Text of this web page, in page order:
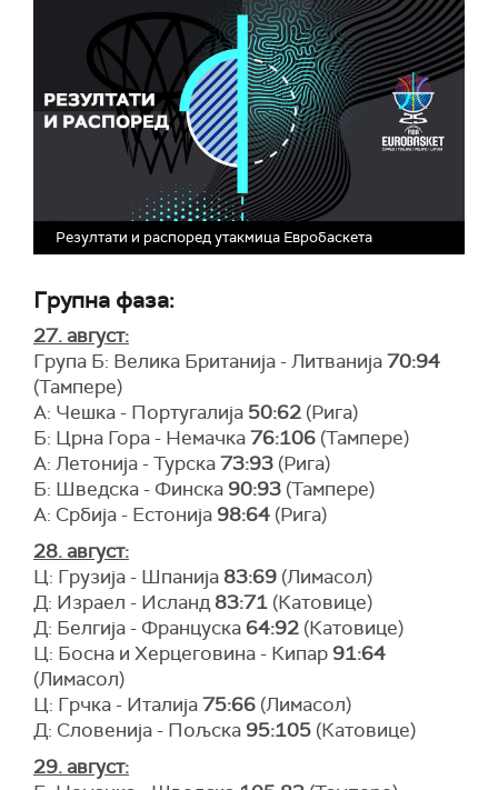
Резултати и распоред утакмица Евробаскета
Групна фаза:
27. август:
Група Б: Велика Британија - Литванија70:94
(Тампере)
А: Чешка - Португалија 50:62 (Рига)
Б: Црна Гора - Немачка76:106 (Тампере)
А: Летонија - Турска73:93 (Рига)
Б: Шведска - Финска 90:93 (Тампере)
А: Србија - Естонија 98:64 (Рига)
28. август:
Ц: Грузија - Шпанија 83:69 (Лимасол)
Д: Израел - Исланд83:71 (Катовице)
Д: Белгија - Француска64:92 (Катовице)
Ц: Босна и Херцеговина - Кипар 91:64
(Лимасол)
Ц: Грчка - Италија75:66 (Лимасол)
Д: Словенија - Пољска 95:105 (Катовице)
29. август: